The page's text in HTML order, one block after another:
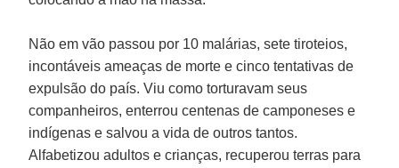
Não em vão passou por 10 malárias, sete tiroteios,
incontáveis ameaças de morte e cinco tentativas de
expulsão do país. Viu como torturavam seus
companheiros, enterrou centenas de camponeses e
indígenas e salvou a vida de outros tantos.
Alfabetizou adultos e crianças, recuperou terras para